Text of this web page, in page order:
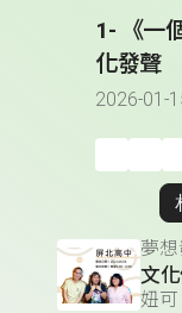
1- 《一
化發聲
2026-01-
夢
文
妞可